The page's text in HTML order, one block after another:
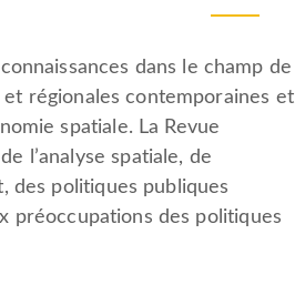
dans le champ de
régionales contemporaines et
spatiale. La Revue
l’analyse spatiale, de
des politiques publiques
préoccupations des politiques